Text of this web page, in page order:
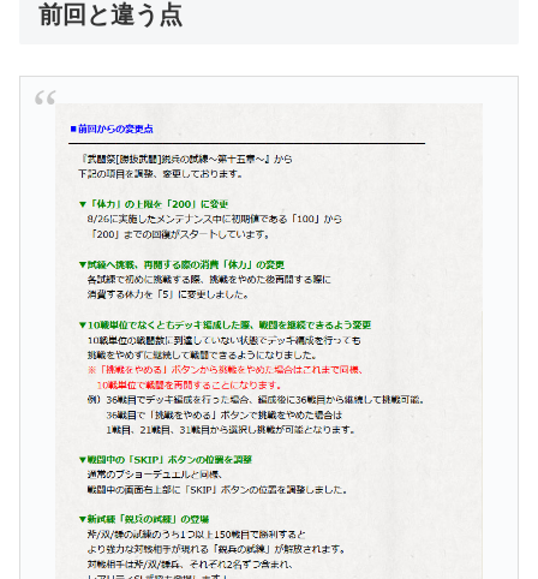
前回と違う点